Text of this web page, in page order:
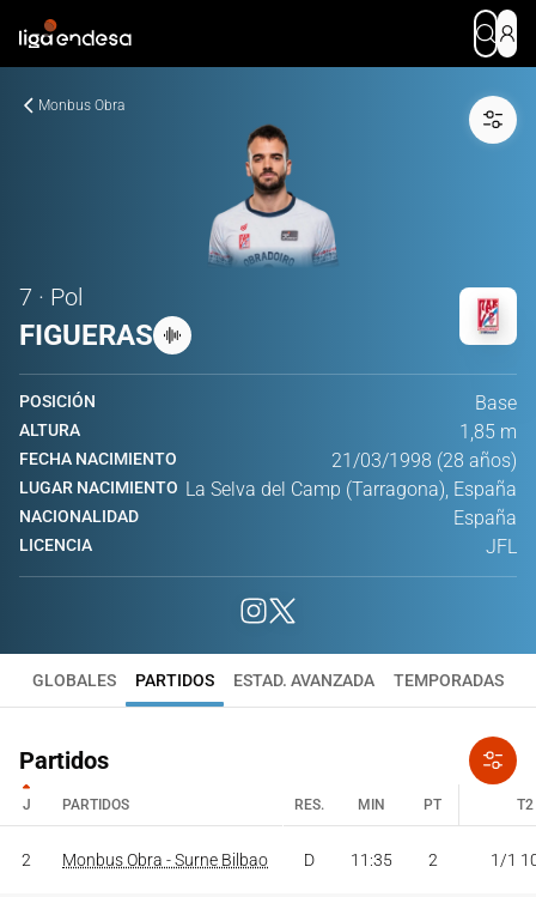
Monbus Obra
7 · Pol
FIGUERAS
POSICIÓN Base
ALTURA 1,85 m
FECHA NACIMIENTO 21/03/1998 (28 años)
LUGAR NACIMIENTO La Selva del Camp (Tarragona), España
NACIONALIDAD España
LICENCIA JFL
GLOBALES PARTIDOS ESTAD. AVANZADA TEMPORADAS
Partidos
J PARTIDOS RES. MIN PT T2
2 Monbus Obra - Surne Bilbao D 11:35 2 1/1